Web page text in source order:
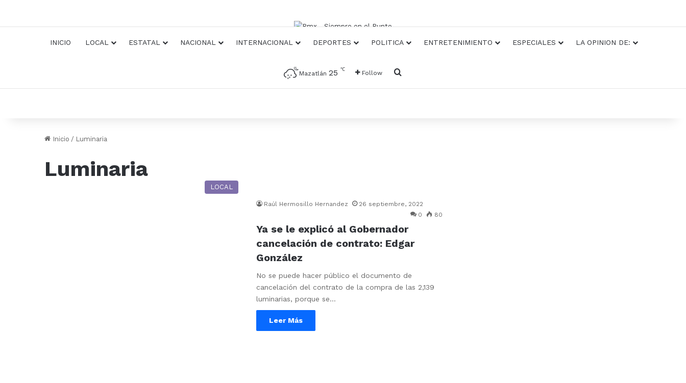
INICIO LOCAL ESTATAL NACIONAL INTERNACIONAL DEPORTES POLITICA ENTRETENIMIENTO ESPECIALES LA OPINION DE:
Mazatlán 25 ℃ Follow Busqueda
Inicio / Luminaria
Luminaria
LOCAL
Raúl Hermosillo Hernandez
26 septiembre, 2022
0
80
Ya se le explicó al Gobernador
cancelación de contrato: Edgar
González
No se puede hacer público el documento de
cancelación del contrato de la compra de las 2,139
luminarias, porque se…
Leer Más